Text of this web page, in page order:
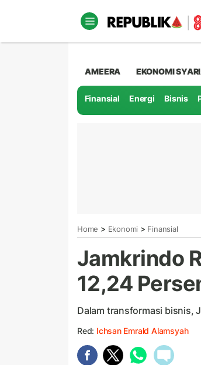
AMEERA EKONOMI
Finansial Energi Bisnis
Home > Ekonomi > Finansial
Jamkrindo
12,24
Dalam transformasi bisnis,
Red: Ichsan Emrald Alamsyah